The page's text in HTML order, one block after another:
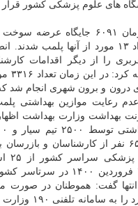
های علوم پزشکی کشور
وی گفت: در این زمان ۶۰۹۱ جایگاه
قرار گرفت که تعداد ۱۳ مورد از آنها پلمب
را از دیگر اقدامات
محیط
درون و برون شهری انجام شد
عدم رعایت موازین بهداشتی
بهداشت وزارت بهداشت
حضور بیشتر از ۶۵۰۰ نفر از کارشناسان و
شروع شده و تا ۱۵ فروردین ۱۴۰۰
گفت: هموطنان در صورت
تخلف بهداشتی